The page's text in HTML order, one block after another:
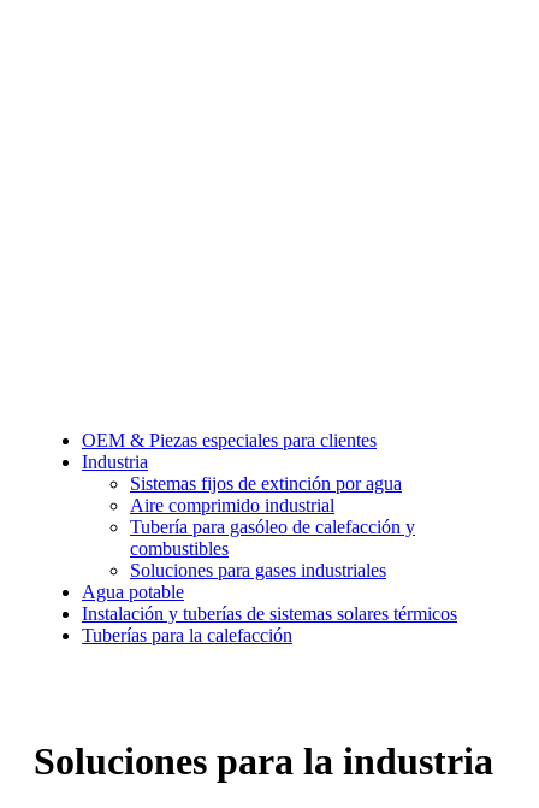
OEM & Piezas especiales para clientes
Industria
Sistemas fijos de extinción por agua
Aire comprimido industrial
Tubería para gasóleo de calefacción y
combustibles
Soluciones para gases industriales
Agua potable
Instalación y tuberías de sistemas solares térmicos
Tuberías para la calefacción
Soluciones para la industria